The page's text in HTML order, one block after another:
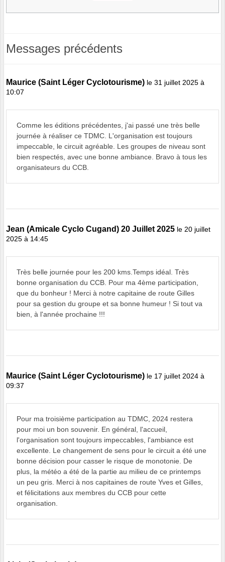
Messages précédents
Maurice (Saint Léger Cyclotourisme) le 31 juillet 2025 à
10:07
Comme les éditions précédentes, j'ai passé une très belle
journée à réaliser ce TDMC. L'organisation est toujours
impeccable, le circuit agréable. Les groupes de niveau sont
bien respectés, avec une bonne ambiance. Bravo à tous les
organisateurs du CCB.
Jean (Amicale Cyclo Cugand) 20 Juillet 2025 le 20 juillet
2025 à 14:45
Très belle journée pour les 200 kms.Temps idéal. Très
bonne organisation du CCB. Pour ma 4ème participation,
que du bonheur ! Merci à notre capitaine de route Gilles
pour sa gestion du groupe et sa bonne humeur ! Si tout va
bien, à l'année prochaine !!!
Maurice (Saint Léger Cyclotourisme) le 17 juillet 2024 à
09:37
Pour ma troisième participation au TDMC, 2024 restera
pour moi un bon souvenir. En général, l'accueil,
l'organisation sont toujours impeccables, l'ambiance est
excellente. Le changement de sens pour le circuit a été une
bonne décision pour casser le risque de monotonie. De
plus, la météo a été de la partie au milieu de ce printemps
un peu gris. Merci à nos capitaines de route Yves et Gilles,
et félicitations aux membres du CCB pour cette
organisation.